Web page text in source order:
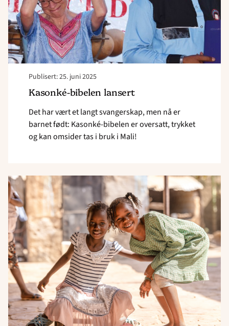
Publisert: 25. juni 2025
Kasonké-bibelen lansert
Det har vært et langt svangerskap, men nå er
barnet født: Kasonké-bibelen er oversatt, trykket
og kan omsider tas i bruk i Mali!
Read
article
"En
ny
tid
i
Senegal"